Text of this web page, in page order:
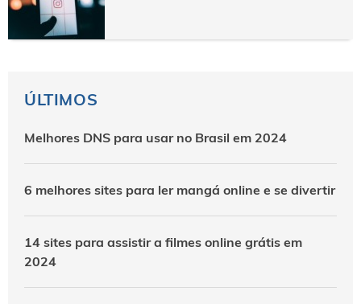
ÚLTIMOS
Melhores DNS para usar no Brasil em 2024
6 melhores sites para ler mangá online e se divertir
14 sites para assistir a filmes online grátis em
2024